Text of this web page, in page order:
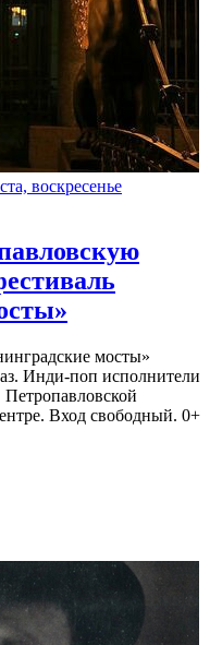
воскресенье
мосты»
Инди-поп исполнители
Петропавловской
Вход свободный. 0+